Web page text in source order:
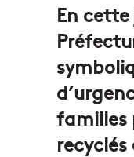
En
familles